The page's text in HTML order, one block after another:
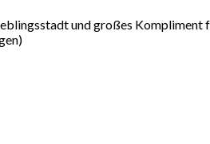
und großes